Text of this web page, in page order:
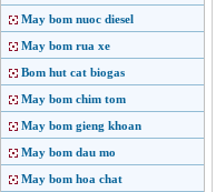
May bom nuoc diesel
May bom rua xe
Bom hut cat biogas
May bom chim tom
May bom gieng khoan
May bom dau mo
May bom hoa chat